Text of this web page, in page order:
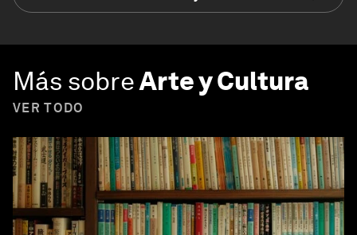
Más sobreArte y Cultura
VER TODO